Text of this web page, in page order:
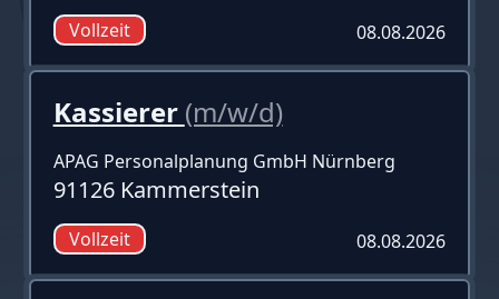
Vollzeit 08.08.2026
Kassierer (m/w/d)
APAG Personalplanung GmbH Nürnberg
91126 Kammerstein
Vollzeit 08.08.2026